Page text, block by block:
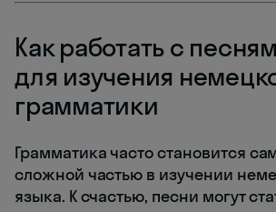
Как работать с
для изучения
грамматики
Грамматика часто становится
сложной частью в изучении
языка. К счастью, песни могут